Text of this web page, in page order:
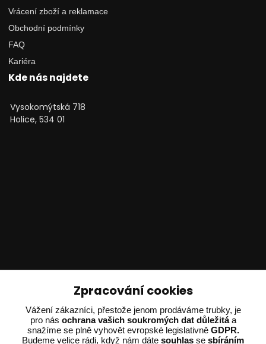
Vrácení zboží a reklamace
Obchodní podmínky
FAQ
Kariéra
Kde nás najdete
Vysokomýtská 718
Holice, 534 01
Technické poradenství
Ing. Adam Dvořák
+420 602 234 254
(Po-Pá 8:00 - 15:00)
Zpracování cookies
Vážení zákazníci, přestože jenom prodáváme trubky, je
pro nás ochrana vašich soukromých dat důležitáa
snažíme se plně vyhovět evropské legislativně GDPR.
Budeme velice rádi, když nám dáte souhlas se sbíráním